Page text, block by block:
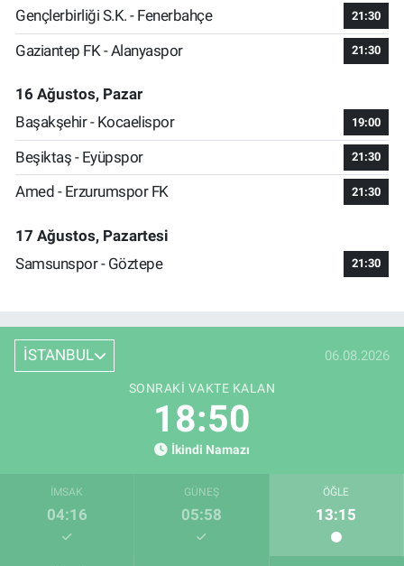
Gençlerbirliği S.K. - Fenerbahçe 21:30
Gaziantep FK - Alanyaspor 21:30
16 Ağustos, Pazar
Başakşehir - Kocaelispor
19:00
Beşiktaş - Eyüpspor 21:30
Amed - Erzurumspor FK 21:30
17 Ağustos, Pazartesi
Samsunspor - Göztepe
21:30
İSTANBUL 06.08.2026
SONRAKI VAKTE KALAN
18:50
İkindi Namazı
İMSAK
04:16
GÜNEŞ
05:58
ÖĞLE
13:15